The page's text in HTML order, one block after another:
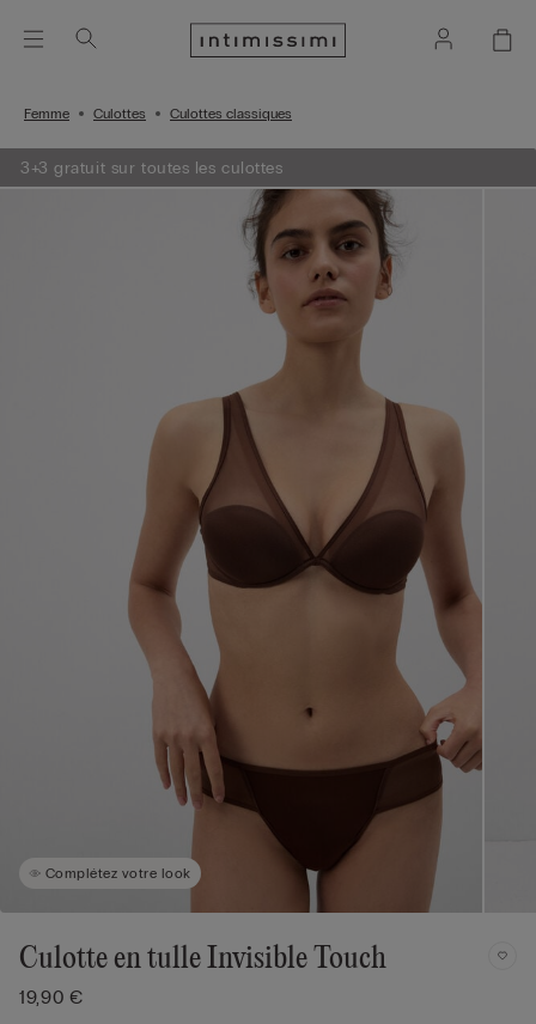
Femme Culottes Culottes classiques
3+3 gratuit sur toutes les culottes
Complétez votre look
Culotte en tulle Invisible Touch
19,90 €